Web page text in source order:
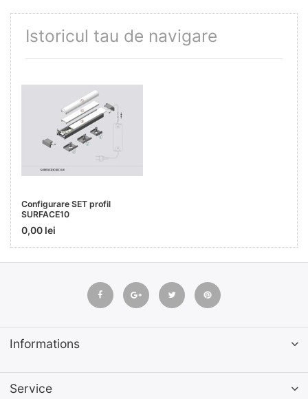
Istoricul tau de navigare
Configurare SET profil
SURFACE10
0,00 lei
Informations
Service